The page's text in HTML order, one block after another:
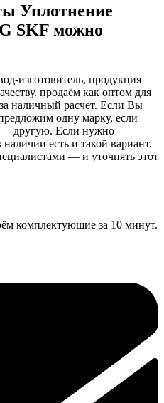
Уплотнение
SKF можно
изготовитель, продукция
продаём как оптом для
наличный расчет. Если Вы
одну марку, если
— другую. Если нужно
есть и такой вариант.
— и уточнять этот
комплектующие за 10 минут.